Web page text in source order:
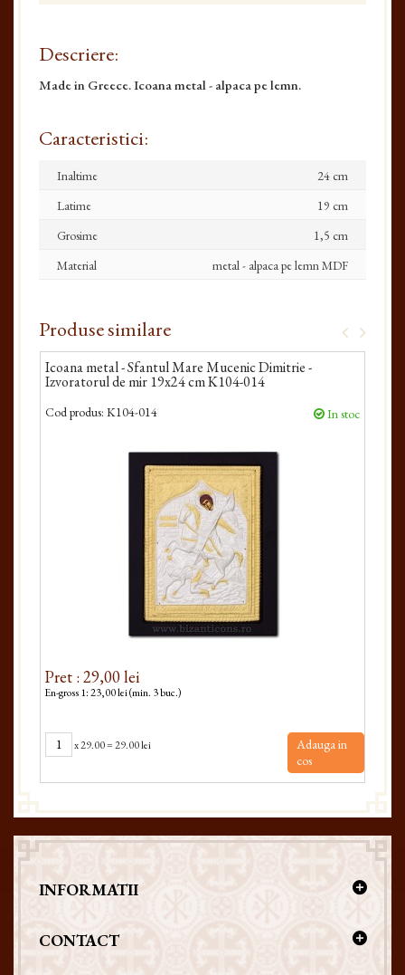
Descriere:
Made in Greece. Icoana metal - alpaca pe lemn.
Caracteristici:
Inaltime
24 cm
Latime
19 cm
Grosime
1,5 cm
Material
metal - alpaca pe lemn MDF
Produse similare
Icoana metal - Sfantul Mare Mucenic Dimitrie -
Izvoratorul de mir 19x24 cm K104-014
Cod produs: K104-014 In stoc
Pret : 29,00 lei
En-gross 1: 23,00 lei (min. 3 buc.)
x29.00=29.00 lei
Adauga in
cos
INFORMATII
CONTACT